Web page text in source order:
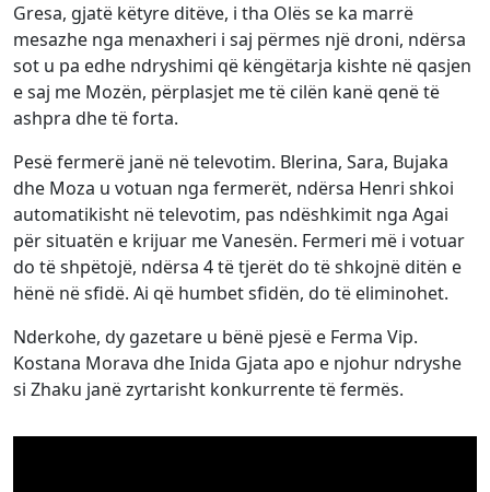
Gresa, gjatë këtyre ditëve, i tha Olës se ka marrë
mesazhe nga menaxheri i saj përmes një droni, ndërsa
sot u pa edhe ndryshimi që këngëtarja kishte në qasjen
e saj me Mozën, përplasjet me të cilën kanë qenë të
ashpra dhe të forta.
Pesë fermerë janë në televotim. Blerina, Sara, Bujaka
dhe Moza u votuan nga fermerët, ndërsa Henri shkoi
automatikisht në televotim, pas ndëshkimit nga Agai
për situatën e krijuar me Vanesën. Fermeri më i votuar
do të shpëtojë, ndërsa 4 të tjerët do të shkojnë ditën e
hënë në sfidë. Ai që humbet sfidën, do të eliminohet.
Nderkohe, dy gazetare u bënë pjesë e Ferma Vip.
Kostana Morava dhe Inida Gjata apo e njohur ndryshe
si Zhaku janë zyrtarisht konkurrente të fermës.